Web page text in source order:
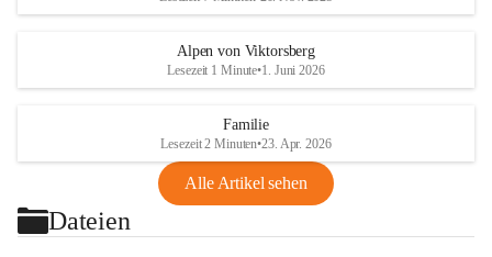
Alpen von Viktorsberg
Lesezeit 1 Minute•1. Juni 2026
Familie
Lesezeit 2 Minuten•23. Apr. 2026
Alle Artikel sehen
Dateien